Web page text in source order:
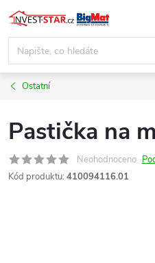
Přejít
na
obsah
Ostatní
Pastička na
Neohodnoceno
Kód produktu: 410094116.01